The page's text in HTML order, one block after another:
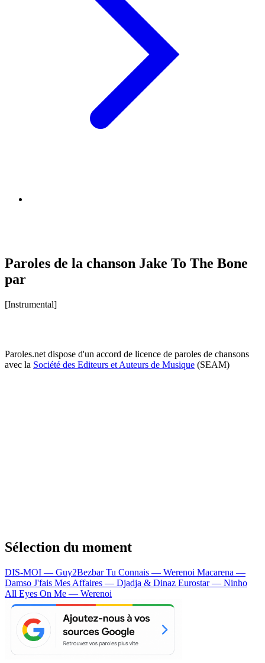
Paroles de la chanson Jake To The Bone
par
[Instrumental]
Paroles.net dispose d'un accord de licence de paroles de chansons
avec la Société des Editeurs et Auteurs de Musique (SEAM)
Sélection du moment
DIS-MOI — Guy2BezbarTu Connais — Werenoi Macarena —
Damso J'fais Mes Affaires — Djadja & Dinaz Eurostar — Ninho
All Eyes On Me — Werenoi